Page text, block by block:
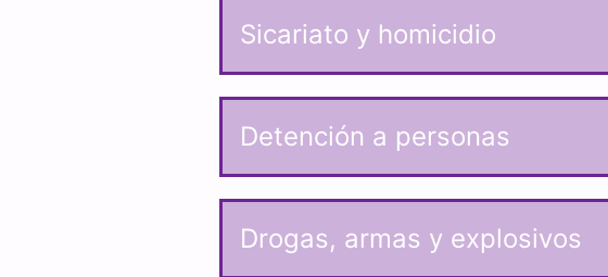
Sicariato y homicidio
Detención a personas​
Drogas, armas y explosivos